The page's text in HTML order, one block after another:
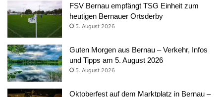
FSV Bernau empfängt TSG Einheit zum
heutigen Bernauer Ortsderby
5. August 2026
Guten Morgen aus Bernau – Verkehr, Infos
und Tipps am 5. August 2026
5. August 2026
Oktoberfest auf dem Marktplatz in Bernau –